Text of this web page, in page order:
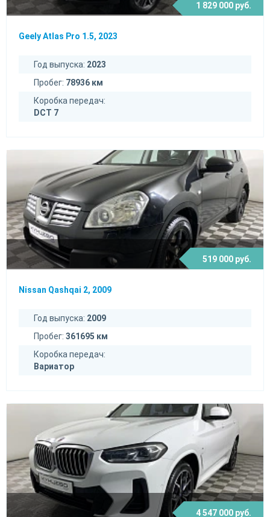
1 829 000 руб.
Geely Atlas Pro 1.5, 2023
Год выпуска: 2023
Пробег: 78936 км
Коробка передач:
DCT 7
519 000 руб.
Nissan Qashqai 2, 2009
Год выпуска: 2009
Пробег: 361695 км
Коробка передач:
Вариатор
4 547 000 руб.